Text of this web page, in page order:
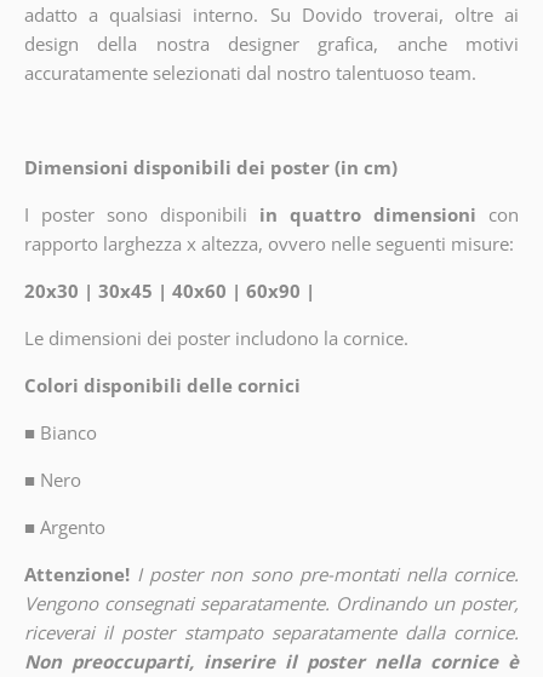
adatto a qualsiasi interno. Su Dovido troverai, oltre ai
design della nostra designer grafica, anche motivi
accuratamente selezionati dal nostro talentuoso team.
Dimensioni disponibili dei poster (in cm)
I poster sono disponibili in quattro dimensioni con
rapporto larghezza x altezza, ovvero nelle seguenti misure:
20x30 | 30x45 | 40x60 | 60x90 |
Le dimensioni dei poster includono la cornice.
Colori disponibili delle cornici
■ Bianco
■ Nero
■ Argento
Attenzione! I poster non sono pre-montati nella cornice.
Vengono consegnati separatamente. Ordinando un poster,
riceverai il poster stampato separatamente dalla cornice.
Non preoccuparti, inserire il poster nella cornice è